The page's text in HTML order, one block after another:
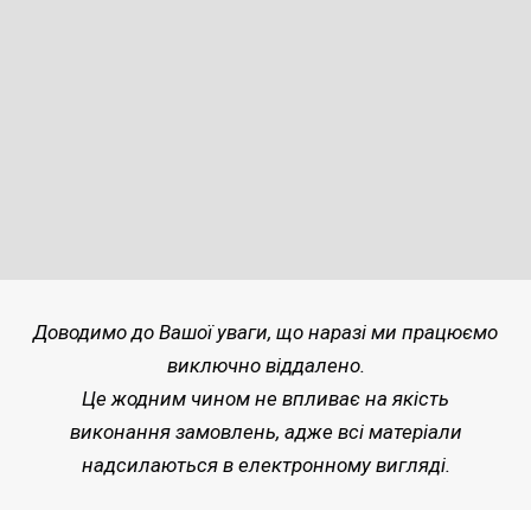
Доводимо до Вашої уваги, що наразі ми працюємо
виключно віддалено.
Це жодним чином не впливає на якість
виконання замовлень, адже всі матеріали
надсилаються в електронному вигляді.